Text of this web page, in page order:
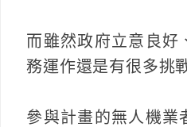
而雖然政府立意良好
務運作還是有很多挑
參與計畫的無人機業